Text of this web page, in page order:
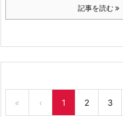
記事を読む
« ‹ 1 2 3